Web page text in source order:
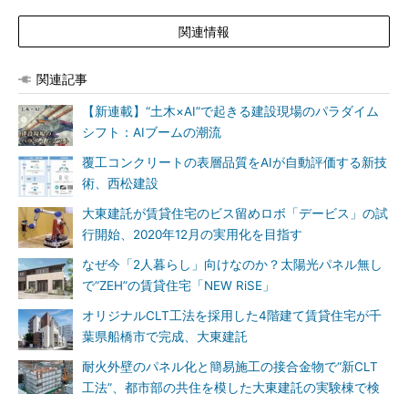
関連情報
関連記事
【新連載】“土木×AI”で起きる建設現場のパラダイム
シフト：AIブームの潮流
覆工コンクリートの表層品質をAIが自動評価する新技
術、西松建設
大東建託が賃貸住宅のビス留めロボ「デービス」の試
行開始、2020年12月の実用化を目指す
なぜ今「2人暮らし」向けなのか？太陽光パネル無し
で“ZEH”の賃貸住宅「NEW RiSE」
オリジナルCLT工法を採用した4階建て賃貸住宅が千
葉県船橋市で完成、大東建託
耐火外壁のパネル化と簡易施工の接合金物で“新CLT
工法”、都市部の共住を模した大東建託の実験棟で検